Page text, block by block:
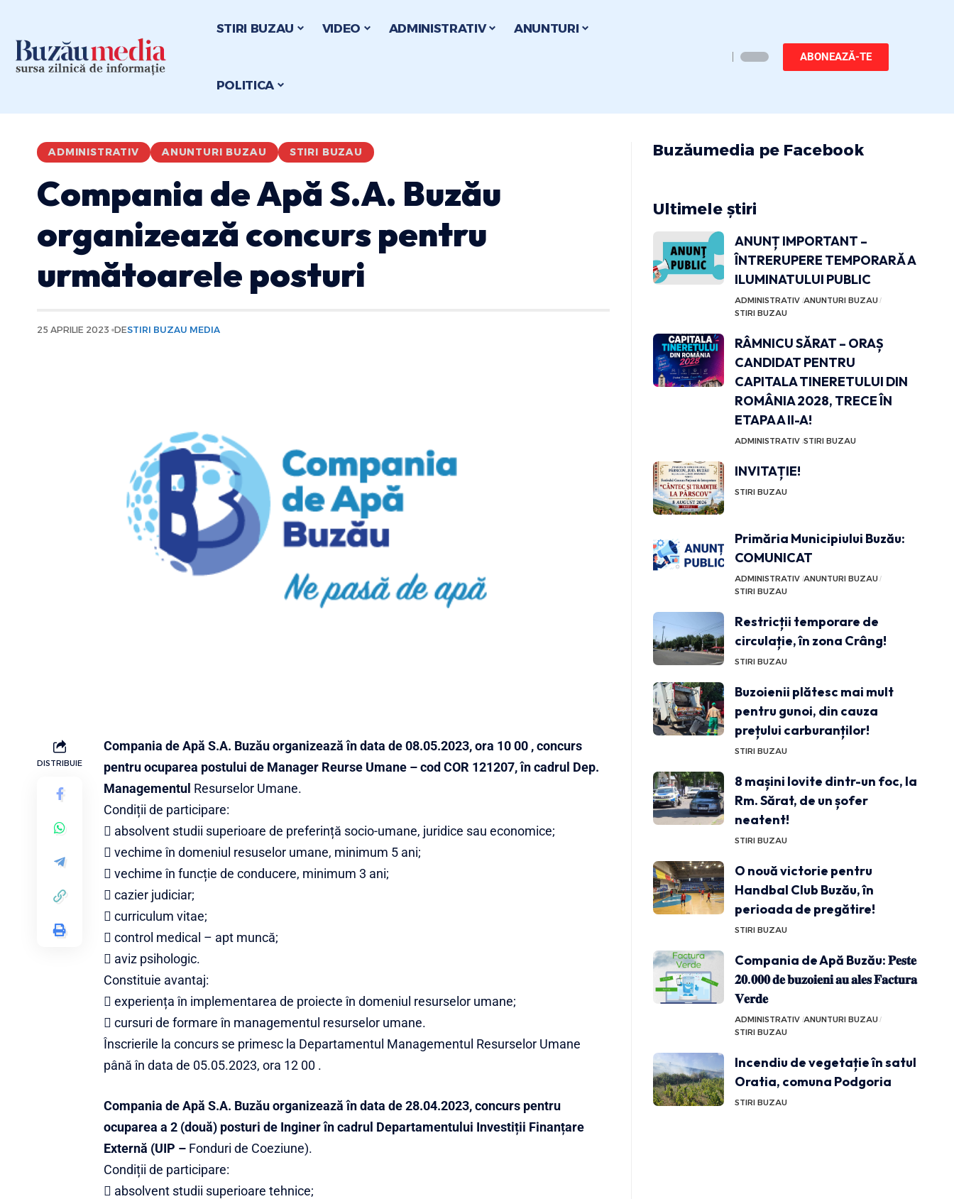
STIRI BUZAU VIDEO ADMINISTRATIV ANUNTURI
POLITICA
ABONEAZĂ-TE
ADMINISTRATIV ANUNTURI BUZAU STIRI BUZAU
Compania de Apă S.A. Buzău
organizează concurs pentru
următoarele posturi
25 APRILIE 2023 DESTIRI BUZAU MEDIA
DISTRIBUIE
Compania de Apă S.A. Buzău organizează în data de 08.05.2023, ora 10 00 , concurs
pentru ocuparea postului de Manager Reurse Umane – cod COR 121207, în cadrul Dep.
Managementul Resurselor Umane.
Condiții de participare:
 absolvent studii superioare de preferință socio-umane, juridice sau economice;
 vechime în domeniul resuselor umane, minimum 5 ani;
 vechime în funcție de conducere, minimum 3 ani;
 cazier judiciar;
 curriculum vitae;
 control medical – apt muncă;
 aviz psihologic.
Constituie avantaj:
 experiența în implementarea de proiecte în domeniul resurselor umane;
 cursuri de formare în managementul resurselor umane.
Înscrierile la concurs se primesc la Departamentul Managementul Resurselor Umane
până în data de 05.05.2023, ora 12 00 .
Compania de Apă S.A. Buzău organizează în data de 28.04.2023, concurs pentru
ocuparea a 2 (două) posturi de Inginer în cadrul Departamentului Investiții Finanțare
Externă (UIP – Fonduri de Coeziune).
Condiții de participare:
 absolvent studii superioare tehnice;
Buzăumedia pe Facebook
Ultimele știri
ANUNȚ IMPORTANT –
ÎNTRERUPERE TEMPORARĂ A
ILUMINATULUI PUBLIC
ADMINISTRATIV ANUNTURI BUZAU
STIRI BUZAU
RÂMNICU SĂRAT – ORAȘ
CANDIDAT PENTRU
CAPITALA TINERETULUI DIN
ROMÂNIA 2028, TRECE ÎN
ETAPA A II-A!
ADMINISTRATIV STIRI BUZAU
INVITAȚIE!
STIRI BUZAU
Primăria Municipiului Buzău:
COMUNICAT
ADMINISTRATIV ANUNTURI BUZAU
STIRI BUZAU
Restricții temporare de
circulație, în zona Crâng!
STIRI BUZAU
Buzoienii plătesc mai mult
pentru gunoi, din cauza
prețului carburanților!
STIRI BUZAU
8 mașini lovite dintr-un foc, la
Rm. Sărat, de un șofer
neatent!
STIRI BUZAU
O nouă victorie pentru
Handbal Club Buzău, în
perioada de pregătire!
STIRI BUZAU
Compania de Apă Buzău: 𝐏𝐞𝐬𝐭𝐞
𝟐𝟎.𝟎𝟎𝟎 𝐝𝐞 𝐛𝐮𝐳𝐨𝐢𝐞𝐧𝐢 𝐚𝐮 𝐚𝐥𝐞𝐬 𝐅𝐚𝐜𝐭𝐮𝐫𝐚
𝐕𝐞𝐫𝐝𝐞
ADMINISTRATIV ANUNTURI BUZAU
STIRI BUZAU
Incendiu de vegetație în satul
Oratia, comuna Podgoria
STIRI BUZAU